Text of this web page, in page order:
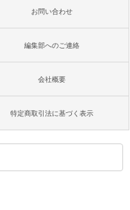
お問い合わせ
編集部へのご連絡
会社概要
特定商取引法に基づく表示